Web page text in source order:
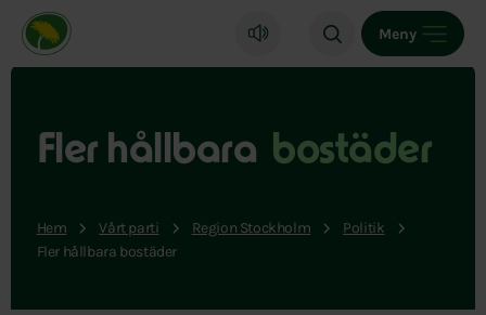
Miljöpartiet de gröna, startsida
Meny
Fler hållbara bostäder
Hem Vårt parti Region Stockholm
Politik
Fler hållbara bostäder